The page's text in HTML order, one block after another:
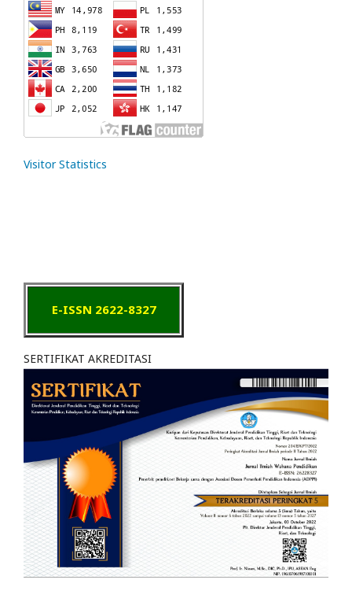
Visitor Statistics
E-ISSN 2622-8327
SERTIFIKAT AKREDITASI